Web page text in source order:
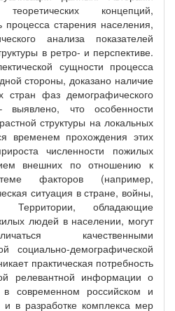
концепций,
старения населения,
анализа показателей
в ретро- и перспективе.
сущности процесса
стороны, доказано наличие
стран фаз демографического
что особенности
структуры на локальных
временем прохождения этих
численности пожилых
внешних по отношению к
факторов (например,
ситуация в стране, войны,
обладающие
людей в населении, могут
качественными
социально-демографической
практическая потребность
релевантной информации о
в современном российском и
и в разработке комплекса мер